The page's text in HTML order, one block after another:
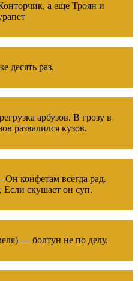
а еще Троян и
десять раз.
арбузов. В грозу в
развалился кузов.
конфетам всегда рад.
Если скушает он суп.
— болтун не по делу.